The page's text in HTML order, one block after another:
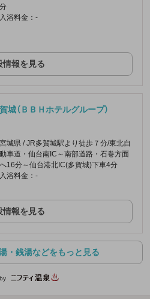
分
入浴料金：-
情報を見る
（ＢＢＨホテルグループ）
宮城県 / JR多賀城駅より徒歩７分/東北自
動車道・仙台南IC～南部道路・石巻方面
へ16分～仙台港北IC(多賀城)下車4分
入浴料金：-
情報を見る
・銭湯などをもっと見る